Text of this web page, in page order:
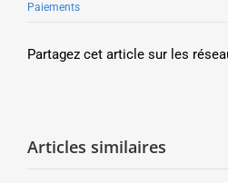
Paiements
Partagez cet article sur les
Articles similaires